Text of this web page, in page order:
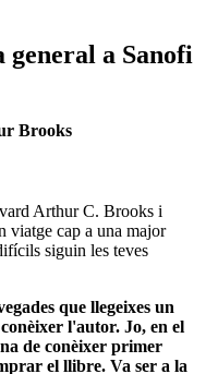
a Sanofi
Brooks
Arthur C. Brooks i
viatge cap a una major
siguin les teves
que llegeixes un
l'autor. Jo, en el
de conèixer primer
el llibre. Va ser a la